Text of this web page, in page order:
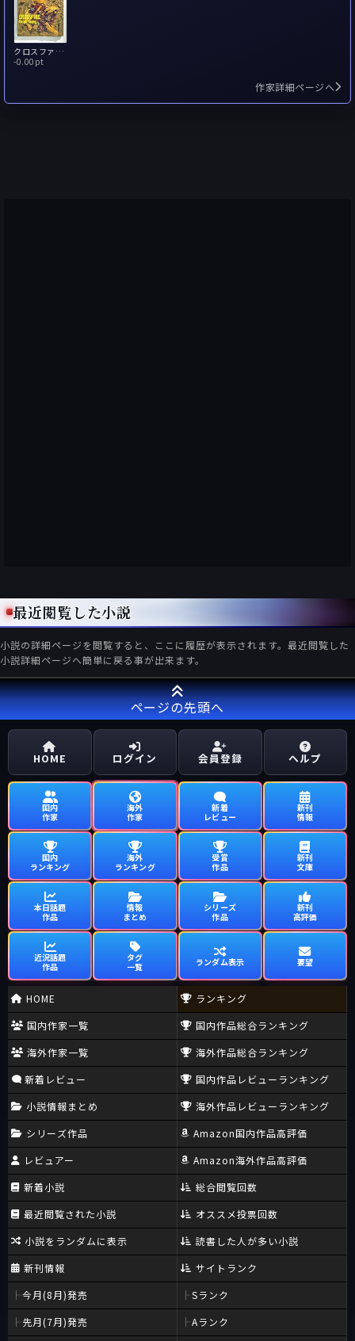
クロスファイア
-0.00pt
作家詳細ページへ
最近閲覧した小説
小説の詳細ページを閲覧すると、ここに履歴が表示されます。最近閲覧した
小説詳細ページへ簡単に戻る事が出来ます。
ページの先頭へ
HOME ログイン 会員登録 ヘルプ
国内
作家
海外
作家
新着
レビュー
新刊
情報
国内
ランキング
海外
ランキング
受賞
作品
新刊
文庫
本日話題
作品
情報
まとめ
シリーズ
作品
新刊
高評価
近況話題
作品
タグ
一覧
ランダム表示 要望
HOME
国内作家一覧
海外作家一覧
新着レビュー
小説情報まとめ
シリーズ作品
レビュアー
新着小説
最近閲覧された小説
小説をランダムに表示
新刊情報
今月(8月)発売
先月(7月)発売
ランキング
国内作品総合ランキング
海外作品総合ランキング
国内作品レビューランキング
海外作品レビューランキング
Amazon国内作品高評価
Amazon海外作品高評価
総合閲覧回数
オススメ投票回数
読書した人が多い小説
サイトランク
Sランク
Aランク